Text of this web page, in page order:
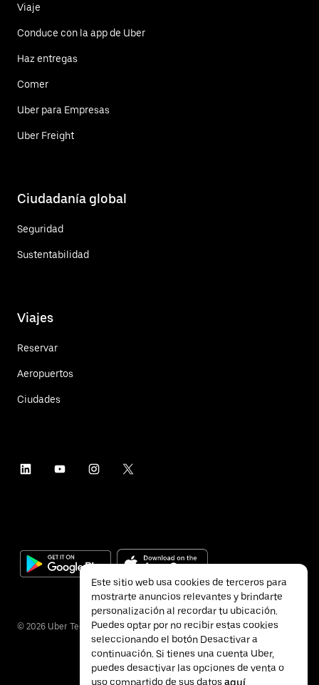
Viaje
Conduce con la app de Uber
Haz entregas
Comer
Uber para Empresas
Uber Freight
Ciudadanía global
Seguridad
Sustentabilidad
Viajes
Reservar
Aeropuertos
Ciudades
© 2026 Uber Technologies Inc.
Este sitio web usa cookies de terceros para
mostrarte anuncios relevantes y brindarte
personalización al recordar tu ubicación.
Puedes optar por no recibir estas cookies
seleccionando el botón Desactivar a
continuación. Si tienes una cuenta Uber,
puedes desactivar las opciones de venta o
uso compartido de sus datos aquí.